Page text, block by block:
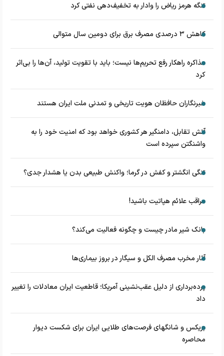
تنگه هرمز ریاض را وادار به تخفیف‌دهی نفتی کرد
کاهش ۳ درصدی مصرف برق برای دومین سال متوالی
مذاکره راهکار رفع تحریم‌ها نیست؛ باید با تقویت تولید، آن‌ها را بی‌اثر
کرد
خبرنگاران حافظان هویت تاریخی و تمدنی ملت ایران هستند
آتش تقابل، دامنگیر هر کشوری خواهد بود که امنیت خود را به
واشنگتن سپرده است
تنگی انگشتر و کفش در گرما؛ واکنش طبیعی بدن یا هشدار جدی؟
مراقب علائم هپاتیت باشید!
بانک شیر مادر چیست و چگونه فعالیت می‌کند؟
آثار مخرب مصرف الکل و سیگار در بروز بیماری‌ها
پرده‌برداری از دلیل عقب‌نشینی آمریکا؛ قاطعیت ایران معادلات را تغییر
داد
بریکس و شانگهای فرصت‌های طلایی ایران برای شکست دیوار
محاصره